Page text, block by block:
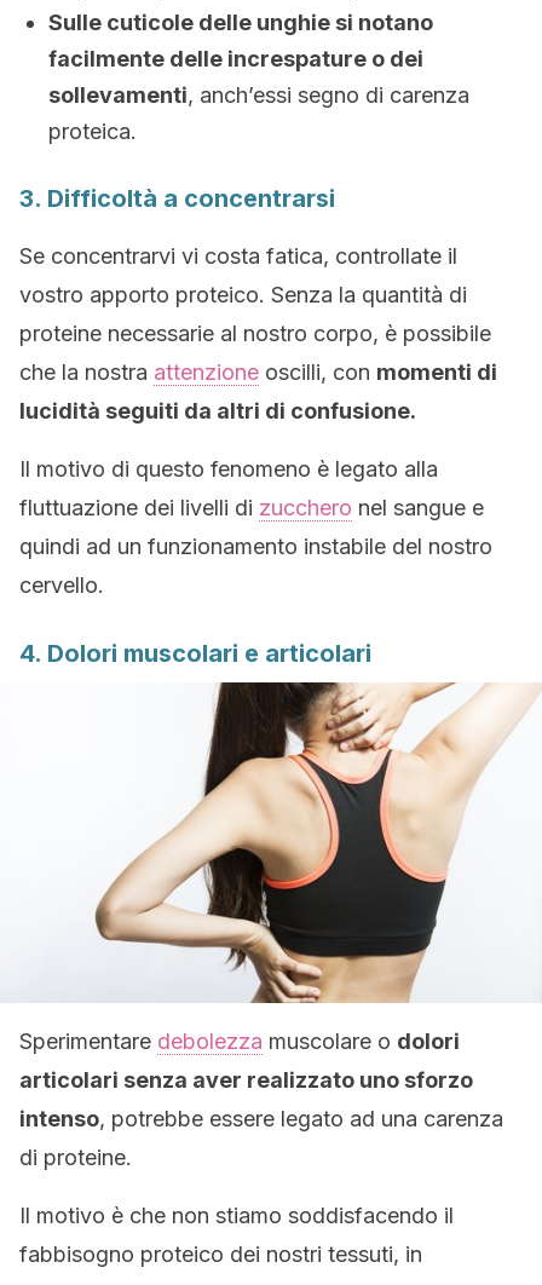
Sulle cuticole delle unghie si notano
facilmente delle increspature o dei
sollevamenti, anch’essi segno di carenza
proteica.
3. Difficoltà a concentrarsi
Se concentrarvi vi costa fatica, controllate il
vostro apporto proteico. Senza la quantità di
proteine necessarie al nostro corpo, è possibile
che la nostra attenzione oscilli, con momenti di
lucidità seguiti da altri di confusione.
Il motivo di questo fenomeno è legato alla
fluttuazione dei livelli di zucchero nel sangue e
quindi ad un funzionamento instabile del nostro
cervello.
4. Dolori muscolari e articolari
Sperimentare debolezza muscolare o dolori
articolari senza aver realizzato uno sforzo
intenso, potrebbe essere legato ad una carenza
di proteine.
Il motivo è che non stiamo soddisfacendo il
fabbisogno proteico dei nostri tessuti, in